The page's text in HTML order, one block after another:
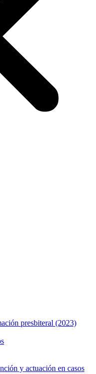
presbiteral (2023)
y actuación en casos